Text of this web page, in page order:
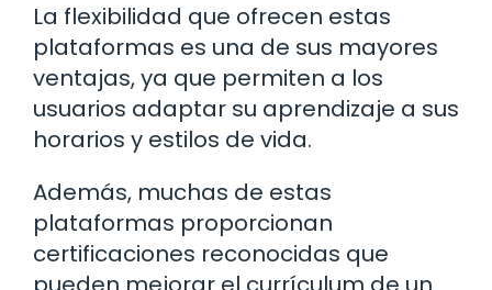
La flexibilidad que ofrecen estas
plataformas es una de sus mayores
ventajas, ya que permiten a los
usuarios adaptar su aprendizaje a sus
horarios y estilos de vida.
Además, muchas de estas
plataformas proporcionan
certificaciones reconocidas que